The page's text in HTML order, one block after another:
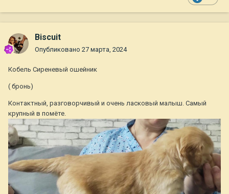
Biscuit
Опубликовано 27 марта, 2024
Кобель Сиреневый ошейник
( бронь)
Контактный, разговорчивый и очень ласковый малыш. Самый
крупный в помёте.